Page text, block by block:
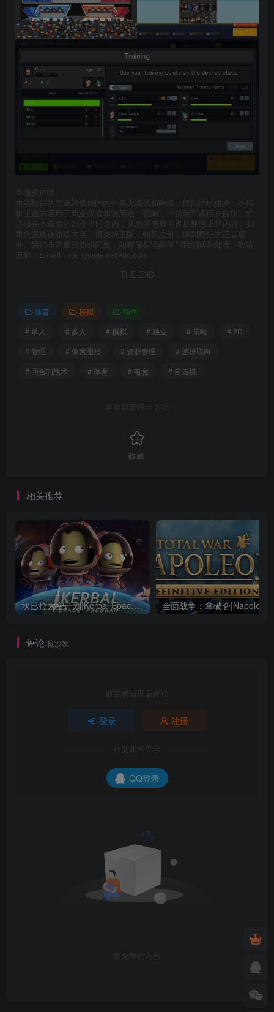
版权声明
本站提供的资源转载自国内外各大媒体和网络，仅供试玩体验；不得
将上述内容用于商业或者非法用途，否则，一切后果请用户自负。您
必须在下载后的24个小时之内，从您的电脑中彻底删除上述内容。如
果您喜欢该游戏内容，请支持正版，购买注册，得到更好的正版服
务。我们非常重视版权问题，如有侵权请邮件与我们联系处理。敬请
谅解！E-mail：mengyagame@qq.com
THE END
体育 模拟
独立
# 单人
# 多人 # 模拟 # 独立 # 策略
# 2D
# 管理
# 像素图形 # 资源管理
# 选择取向
# 回合制战术
# 体育 # 电竞 # 自走棋
喜欢就支持一下吧
收藏
相关推荐
坎巴拉太空计划|Kerbal Space Program|1.12.5.3190|整合全DLC
评论 抢沙发
请登录后发表评论
登录 注册
社交账号登录
QQ登录
暂无评论内容